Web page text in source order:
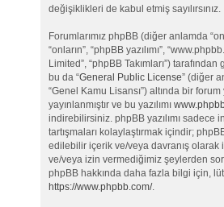
değişiklikleri de kabul etmiş sayılırsınız.
Forumlarımız phpBB (diğer anlamda
“onların”, “phpBB yazılımı”,
Limited”, “phpBB Takımları”)
bu da “General Public License” (diğer
“Genel Kamu Lisansı”) altında bir forum
yayınlanmıştır ve bu yazılımı
indirebilirsiniz. phpBB yazılımı sadece
tartışmaları kolaylaştırmak içindir;
edilebilir içerik ve/veya davranış olarak
ve/veya izin vermediğimiz şeylerden
phpBB hakkında daha fazla bilgi için,
https://www.phpbb.com/.